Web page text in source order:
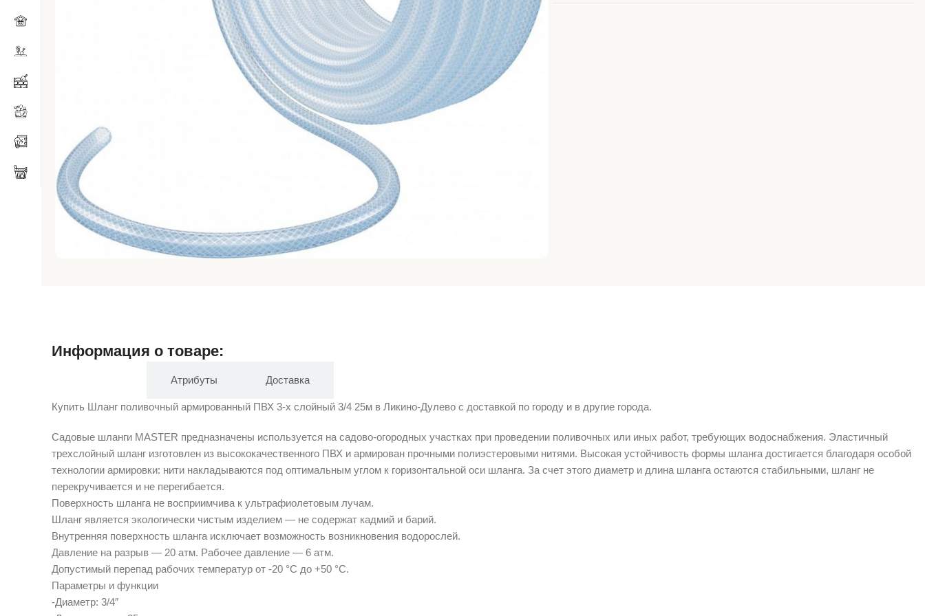
Информация о товаре:
Атрибуты Доставка
Купить Шланг поливочный армированный ПВХ 3-х слойный 3/4 25м в Ликино-Дулево с доставкой по городу и в другие города.
Садовые шланги MASTER предназначены используется на садово-огородных участках при проведении поливочных или иных работ, требующих водоснабжения. Эластичный
трехслойный шланг изготовлен из высококачественного ПВХ и армирован прочными полиэстеровыми нитями. Высокая устойчивость формы шланга достигается благодаря особой
технологии армировки: нити накладываются под оптимальным углом к горизонтальной оси шланга. За счет этого диаметр и длина шланга остаются стабильными, шланг не
перекручивается и не перегибается.
Поверхность шланга не восприимчива к ультрафиолетовым лучам.
Шланг является экологически чистым изделием — не содержат кадмий и барий.
Внутренняя поверхность шланга исключает возможность возникновения водорослей.
Давление на разрыв — 20 атм. Рабочее давление — 6 атм.
Допустимый перепад рабочих температур от -20 °С до +50 °С.
Параметры и функции
-Диаметр: 3/4″